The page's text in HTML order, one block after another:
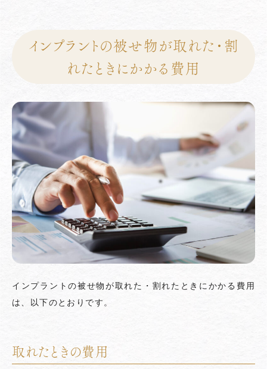
インプラントの被せ物が取れた・割
れたときにかかる費用
インプラントの被せ物が取れた・割れたときにかかる費用
は、以下のとおりです。
取れたときの費用